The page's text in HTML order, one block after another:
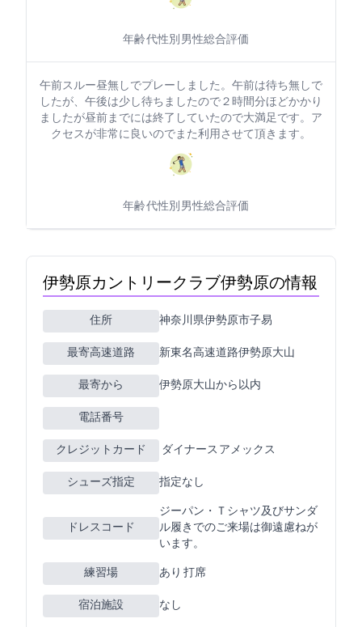
年齢: 50代性別: 男性総合評価: 5
午前スルー昼無しでプレーしました。午前は待ち無しで
したが、午後は少し待ちましたので２時間40分ほどかかり
ましたが昼前までには終了していたので大満足です。ア
クセスが非常に良いのでまた利用させて頂きます。
年齢: 40代性別: 男性総合評価: 5
伊勢原カントリークラブ(伊勢原CC)の情報
住所 神奈川県伊勢原市子易132
最寄高速道路 新東名高速道路伊勢原大山
最寄ICから 伊勢原大山から5km以内
電話番号
クレジットカード JCB VISA MASTER ダイナース アメックス
シューズ指定 指定なし
ドレスコード
ジーパン・Ｔシャツ及びサンダ
ル履きでのご来場は御遠慮ねが
います。
練習場 あり 20Y 6打席
宿泊施設 なし